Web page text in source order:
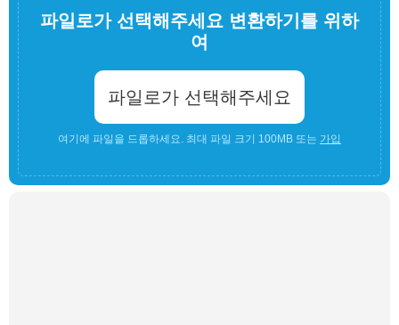
파일로가 선택해주세요 변환하기를 위하
여
파일로가 선택해주세요
여기에 파일을 드롭하세요. 최대 파일 크기 100MB 또는 가입